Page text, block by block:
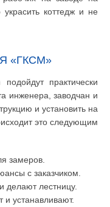
коттедж и не
«ГКСМ»
практически
инженера, заводчан и
и установить на
это следующим
замеров.
с заказчиком.
делают лестницу.
устанавливают.